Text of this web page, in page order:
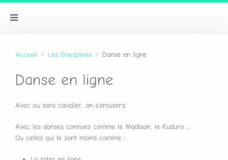
Accueil Les Disciplines Danse en ligne
Danse en ligne
Avec ou sans cavalier, on s’amusera
Avec les danses connues comme le Madison, le Kuduro …
Ou celles qui le sont moins comme :